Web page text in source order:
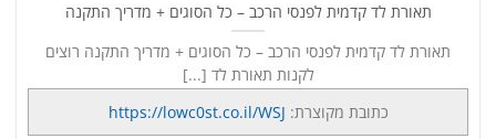
תאורת לד קדמית לפנסי הרכב – כל הסוגים + מדריך התקנה
תאורת לד קדמית לפנסי הרכב – כל הסוגים + מדריך התקנה רוצים
לקנות תאורת לד [...]
כתובת מקוצרת: https://lowc0st.co.il/WSJ